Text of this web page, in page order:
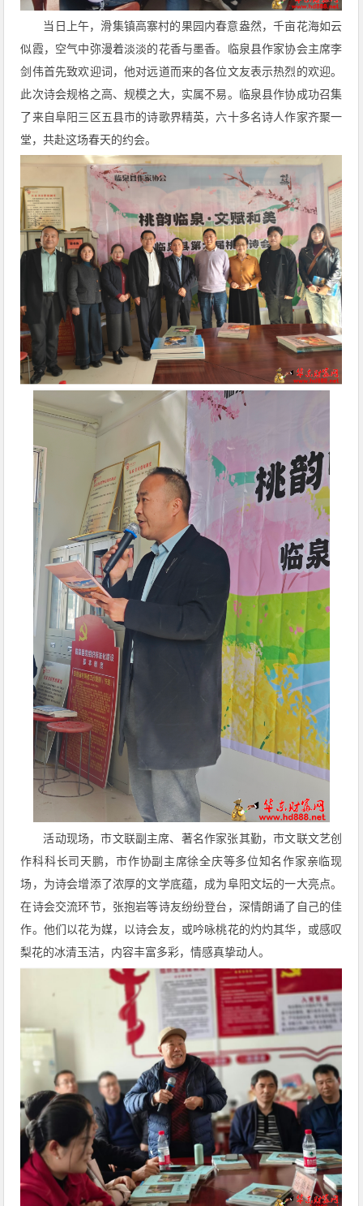
当日上午，滑集镇高寨村的果园内春意盎然，千亩花海如云
似霞，空气中弥漫着淡淡的花香与墨香。临泉县作家协会主席李
剑伟首先致欢迎词，他对远道而来的各位文友表示热烈的欢迎。
此次诗会规格之高、规模之大，实属不易。临泉县作协成功召集
了来自阜阳三区五县市的诗歌界精英，六十多名诗人作家齐聚一
堂，共赴这场春天的约会。
活动现场，市文联副主席、著名作家张其勤，市文联文艺创
作科科长司天鹏，市作协副主席徐全庆等多位知名作家亲临现
场，为诗会增添了浓厚的文学底蕴，成为阜阳文坛的一大亮点。
在诗会交流环节，张抱岩等诗友纷纷登台，深情朗诵了自己的佳
作。他们以花为媒，以诗会友，或吟咏桃花的灼灼其华，或感叹
梨花的冰清玉洁，内容丰富多彩，情感真挚动人。